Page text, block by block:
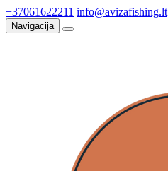
+37061622211 info@avizafishing.lt
Navigacija